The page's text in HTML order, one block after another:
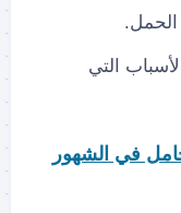
التي
في الشهور